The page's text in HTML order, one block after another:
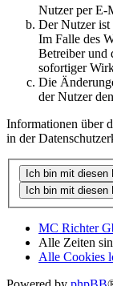
Nutzer per E-
Der Nutzer ist
Im Falle des
Betreiber und
sofortiger
Die
der Nutzer
Informationen über
in der
MC Richter
Alle Zeiten
Alle Cookies